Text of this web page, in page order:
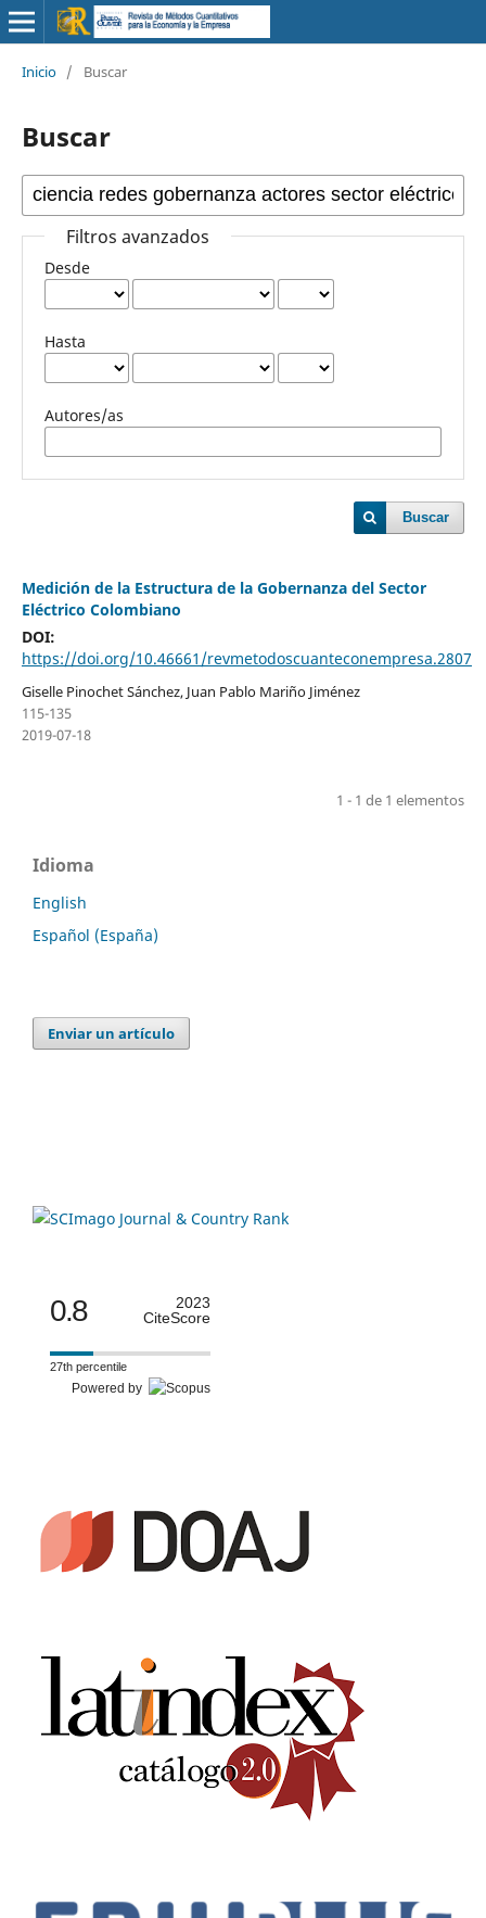
Inicio / Buscar
Buscar
Filtros avanzados
Desde
Hasta
Autores/as
Buscar
Medición de la Estructura de la Gobernanza del Sector
Eléctrico Colombiano
DOI:
https://doi.org/10.46661/revmetodoscuanteconempresa.2807
Giselle Pinochet Sánchez, Juan Pablo Mariño Jiménez
115-135
2019-07-18
1 - 1 de 1 elementos
Idioma
English
Español (España)
Enviar un artículo
0.8
2023
CiteScore
27th percentile
Powered by